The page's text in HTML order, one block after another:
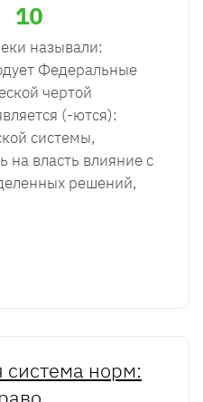
10
называли:
Федеральные
чертой
(-ются):
системы,
на власть влияние с
решений,
система норм: